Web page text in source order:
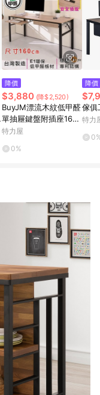
降價
$3,880 (降$2,520)
BuyJM漂流木紋低甲醛
單抽屜鍵盤附插座160
公分工作桌/電腦桌
特力屋
0%
降價
傢俱
特力